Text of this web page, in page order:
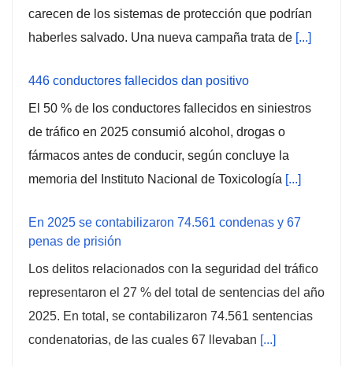
carecen de los sistemas de protección que podrían
haberles salvado. Una nueva campaña trata de [...]
446 conductores fallecidos dan positivo
El 50 % de los conductores fallecidos en siniestros
de tráfico en 2025 consumió alcohol, drogas o
fármacos antes de conducir, según concluye la
memoria del Instituto Nacional de Toxicología [...]
En 2025 se contabilizaron 74.561 condenas y 67
penas de prisión
Los delitos relacionados con la seguridad del tráfico
representaron el 27 % del total de sentencias del año
2025. En total, se contabilizaron 74.561 sentencias
condenatorias, de las cuales 67 llevaban [...]